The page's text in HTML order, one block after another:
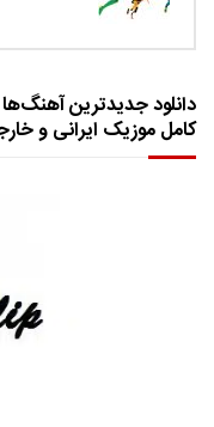
دانلود جدیدترین
کامل موزیک ایرانی و